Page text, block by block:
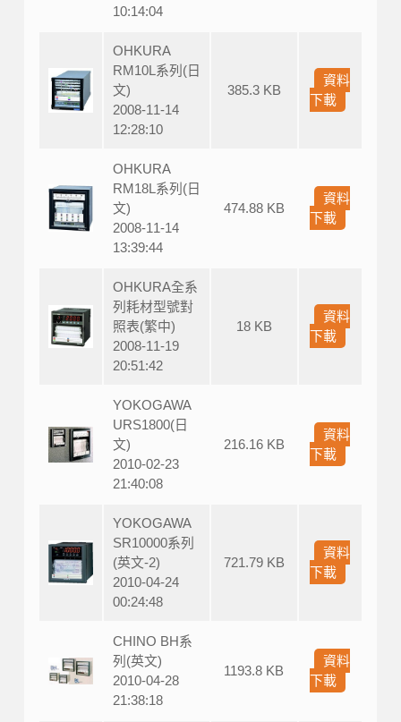
10:14:04
OHKURA
RM10L系列(日
文)
2008-11-14
12:28:10
385.3 KB
資料
下載
OHKURA
RM18L系列(日
文)
2008-11-14
13:39:44
474.88 KB
資料
下載
OHKURA全系
列耗材型號對
照表(繁中)
2008-11-19
20:51:42
18 KB
資料
下載
YOKOGAWA
URS1800(日
文)
2010-02-23
21:40:08
216.16 KB
資料
下載
YOKOGAWA
SR10000系列
(英文-2)
2010-04-24
00:24:48
721.79 KB
資料
下載
CHINO BH系
列(英文)
2010-04-28
21:38:18
1193.8 KB
資料
下載